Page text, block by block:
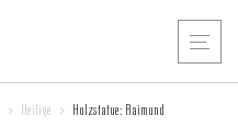
> Heilige > Holzstatue: Raimund